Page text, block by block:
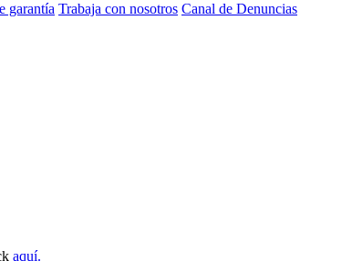
garantía Trabaja con nosotros Canal de Denuncias
aquí.